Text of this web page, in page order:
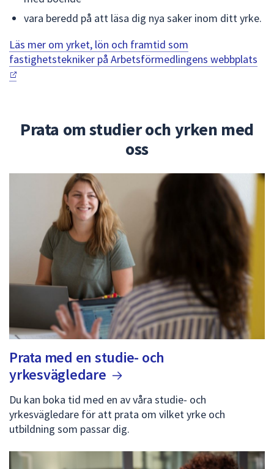
vara beredd på att läsa dig nya saker inom ditt yrke.
Läs mer om yrket, lön och framtid som
fastighetstekniker på Arbetsförmedlingens webbplats
Prata om studier och yrken med
oss
Prata med en studie- och
yrkesvägledare
Du kan boka tid med en av våra studie- och
yrkesvägledare för att prata om vilket yrke och
utbildning som passar dig.